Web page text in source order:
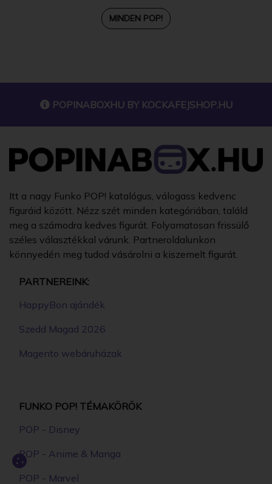
MINDEN POP!
POPINABOXHU BY KOCKAFEJSHOP.HU
Itt a nagy Funko POP! katalógus, válogass kedvenc
figuráid között. Nézz szét minden kategóriában, találd
meg a számodra kedves figurát. Folyamatosan frissülő
széles választékkal várunk. Partneroldalunkon
könnyedén meg tudod vásárolni a kiszemelt figurát.
PARTNEREINK:
HappyBon ajándék
Szedd Magad 2026
Magento webáruházak
FUNKO POP! TÉMAKÖRÖK
POP - Disney
POP - Anime & Manga
POP - Marvel